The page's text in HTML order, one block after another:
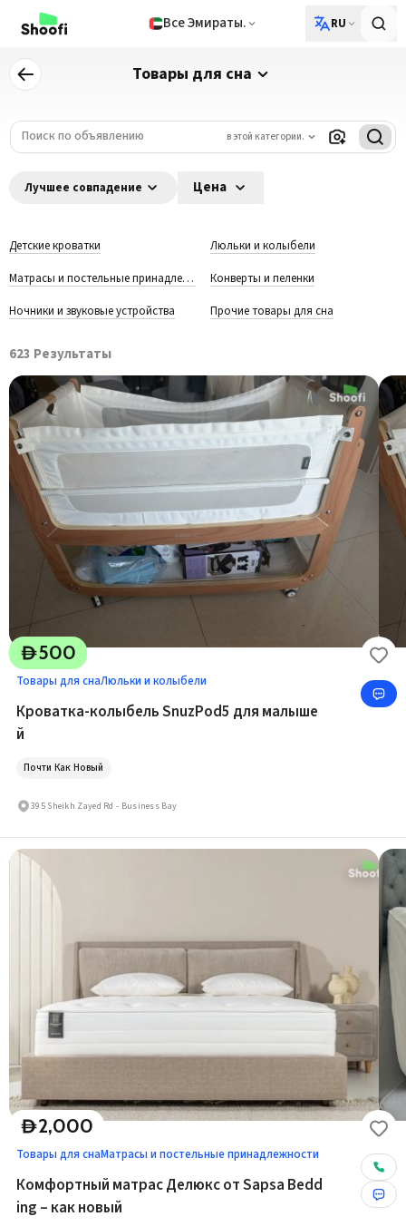
Все Эмираты. RU
Товары для сна
в этой категории.
Лучшее совпадение Цена
Детские кроватки
Люльки и колыбели
Матрасы и постельные принадлежности
Конверты и пеленки
Ночники и звуковые устройства
Прочие товары для сна
623 Результаты
D500
Товары для снаЛюльки и колыбели
Кроватка-колыбель SnuzPod5 для малыше
й
Почти Как Новый
395 Sheikh Zayed Rd - Business Bay
D2,000
Товары для снаМатрасы и постельные принадлежности
Комфортный матрас Делюкс от Sapsa Bedd
ing – как новый